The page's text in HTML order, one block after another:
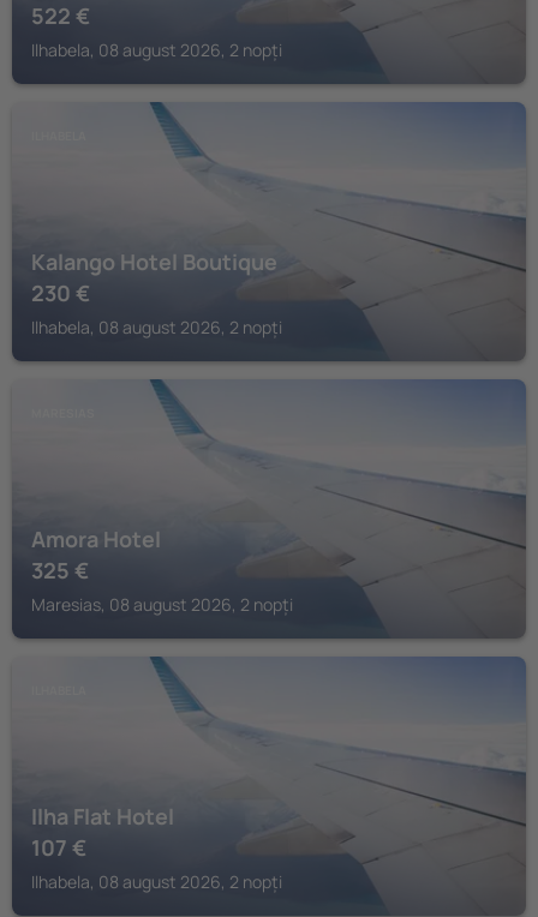
522 €
Ilhabela, 08 august 2026, 2 nopți
Kalango Hotel Boutique
230 €
Ilhabela, 08 august 2026, 2 nopți
Amora Hotel
325 €
Maresias, 08 august 2026, 2 nopți
Ilha Flat Hotel
107 €
Ilhabela, 08 august 2026, 2 nopți